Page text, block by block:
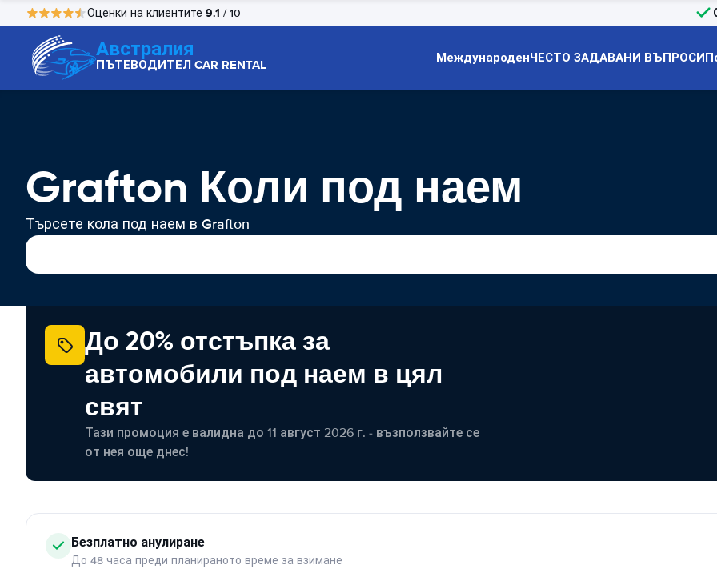
Оценки на клиентите 9.1 / 10
Австралия
ПЪТЕВОДИТЕЛ CAR RENTAL МеждународенЧЕСТО ЗАДАВАНИ ВЪПРОСИ
Grafton Коли под наем
Търсете кола под наем в Grafton
До 20% отстъпка за
автомобили под наем в цял
свят
Тази промоция е валидна до 11 август 2026 г. - възползвайте се
от нея още днес!
Безплатно анулиране
До 48 часа преди планираното време за взимане